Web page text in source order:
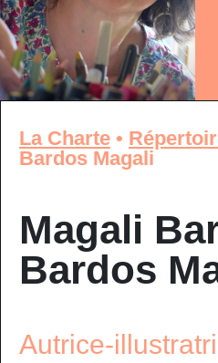
La Charte •
Bardos Magali
Magali
Bardos
Autrice-